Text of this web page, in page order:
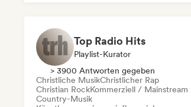
Top Radio Hits
Playlist-Kurator
> 3900 Antworten gegeben
Christliche MusikChristlicher Rap
Christian RockKommerziell / Mainstream
Country-Musik